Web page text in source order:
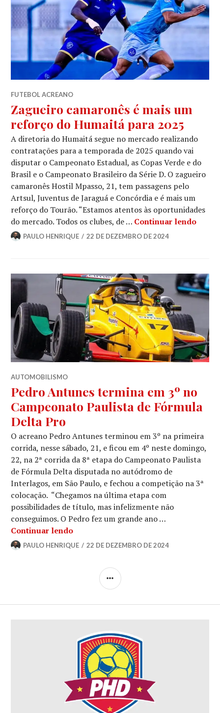
FUTEBOL ACREANO
Zagueiro camaronês é mais um
reforço do Humaitá para 2025
A diretoria do Humaitá segue no mercado realizando
contratações para a temporada de 2025 quando vai
disputar o Campeonato Estadual, as Copas Verde e do
Brasil e o Campeonato Brasileiro da Série D. O zagueiro
camaronês Hostil Mpasso, 21, tem passagens pelo
Artsul, Juventus de Jaraguá e Concórdia e é mais um
reforço do Tourão. “Estamos atentos às oportunidades
do mercado. Todos os clubes, de … Continuar lendo
PAULO HENRIQUE 22 DE DEZEMBRO DE 2024
AUTOMOBILISMO
Pedro Antunes termina em 3º no
Campeonato Paulista de Fórmula
Delta Pro
O acreano Pedro Antunes terminou em 3º na primeira
corrida, nesse sábado, 21, e ficou em 4º neste domingo,
22, na 2ª corrida da 8ª etapa do Campeonato Paulista
de Fórmula Delta disputada no autódromo de
Interlagos, em São Paulo, e fechou a competição na 3ª
colocação. “Chegamos na última etapa com
possibilidades de título, mas infelizmente não
conseguimos. O Pedro fez um grande ano …
Continuar lendo
PAULO HENRIQUE 22 DE DEZEMBRO DE 2024